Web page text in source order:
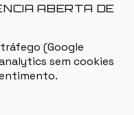
ABERTA DE
(Google
sem cookies